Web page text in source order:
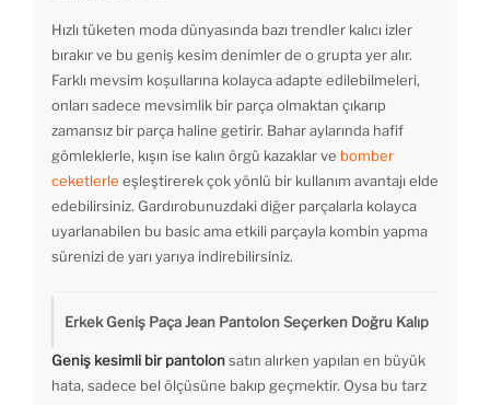
Hızlı tüketen moda dünyasında bazı trendler kalıcı izler
bırakır ve bu geniş kesim denimler de o grupta yer alır.
Farklı mevsim koşullarına kolayca adapte edilebilmeleri,
onları sadece mevsimlik bir parça olmaktan çıkarıp
zamansız bir parça haline getirir. Bahar aylarında hafif
gömleklerle, kışın ise kalın örgü kazaklar ve bomber
ceketlerle eşleştirerek çok yönlü bir kullanım avantajı elde
edebilirsiniz. Gardırobunuzdaki diğer parçalarla kolayca
uyarlanabilen bu basic ama etkili parçayla kombin yapma
sürenizi de yarı yarıya indirebilirsiniz.
Erkek Geniş Paça Jean Pantolon Seçerken Doğru Kalıp
Geniş kesimli bir pantolonsatın alırken yapılan en büyük
hata, sadece bel ölçüsüne bakıp geçmektir. Oysa bu tarz